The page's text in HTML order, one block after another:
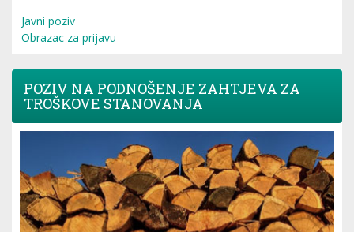
Javni poziv
Obrazac za prijavu
POZIV NA PODNOŠENJE ZAHTJEVA ZA
TROŠKOVE STANOVANJA